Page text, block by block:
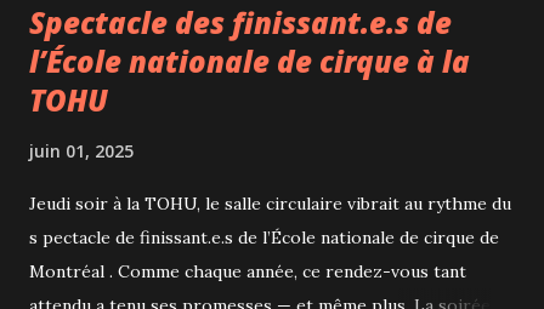
Spectacle des finissant.e.s de
l’École nationale de cirque à la
TOHU
juin 01, 2025
Jeudi soir à la TOHU, le salle circulaire vibrait au rythme du
s pectacle de finissant.e.s de l’École nationale de cirque de
Montréal . Comme chaque année, ce rendez-vous tant